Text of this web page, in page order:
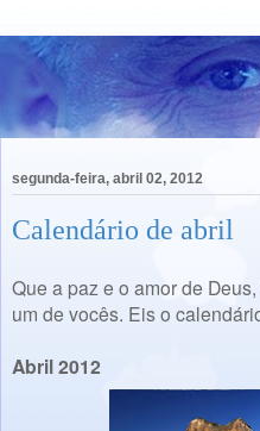
segunda-feira, abril 02, 2012
Calendário de abril
Que a paz e o amor de
um de vocês. Eis o
Abril 2012